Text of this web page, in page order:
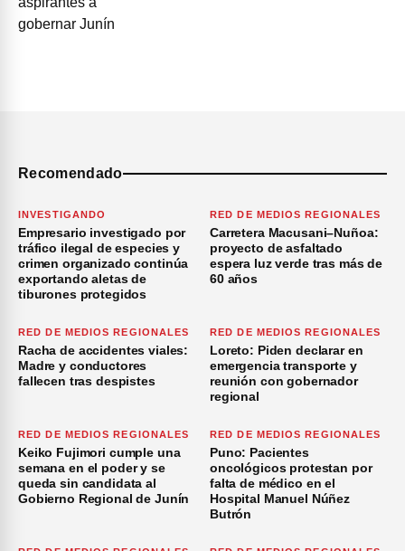
Recomendado
INVESTIGANDO
Empresario investigado por
tráfico ilegal de especies y
crimen organizado continúa
exportando aletas de
tiburones protegidos
RED DE MEDIOS REGIONALES
Carretera Macusani–Nuñoa:
proyecto de asfaltado
espera luz verde tras más de
60 años
RED DE MEDIOS REGIONALES
Racha de accidentes viales:
Madre y conductores
fallecen tras despistes
RED DE MEDIOS REGIONALES
Loreto: Piden declarar en
emergencia transporte y
reunión con gobernador
regional
RED DE MEDIOS REGIONALES
Keiko Fujimori cumple una
semana en el poder y se
queda sin candidata al
Gobierno Regional de Junín
RED DE MEDIOS REGIONALES
Puno: Pacientes
oncológicos protestan por
falta de médico en el
Hospital Manuel Núñez
Butrón